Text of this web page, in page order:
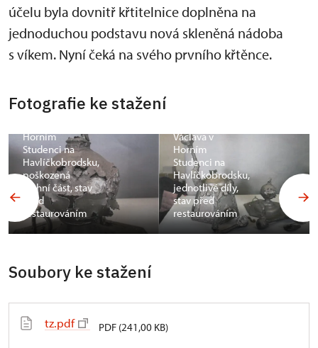
účelu byla dovnitř křtitelnice doplněna na
jednoduchou podstavu nová skleněná nádoba
s víkem. Nyní čeká na svého prvního křtěnce.
Fotografie ke stažení
Křtitelnice v
kostele sv.
Horním
Studenci na
Havlíčkobrodsku,
poškozená
vrchní část, stav
před
restaurováním
Václava v
Horním
Studenci na
Havlíčkobrodsku,
jednotlivé díly,
stav před
restaurováním
Soubory ke stažení
tz.pdf PDF (241,00 KB)